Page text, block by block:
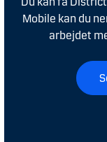
Mobile kan du
arbejdet